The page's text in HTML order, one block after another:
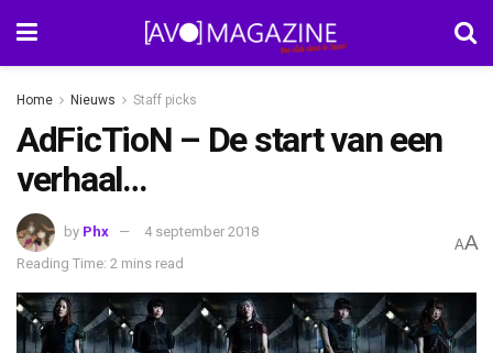
Home Nieuws Staff picks
AdFicTioN – De start van een
verhaal…
by Phx
4 september 2018
Reading Time: 2 mins read
AA